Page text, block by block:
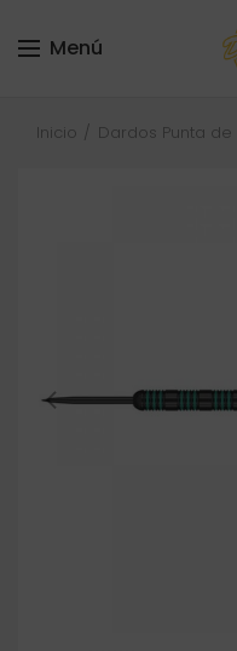
Menú
Inicio Dardos Punta